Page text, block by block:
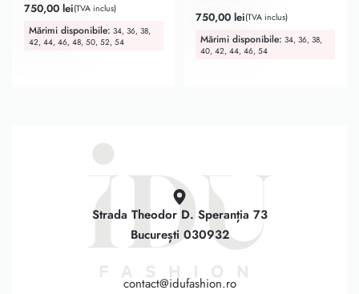
750,00 lei(TVA inclus)
Mărimi disponibile: 34, 36, 38,
42, 44, 46, 48, 50, 52, 54
Evaluat la 5.00din 5
750,00 lei(TVA inclus)
Mărimi disponibile: 34, 36, 38,
40, 42, 44, 46, 54
Strada Theodor D. Speranția 73
București 030932
contact@idufashion.ro